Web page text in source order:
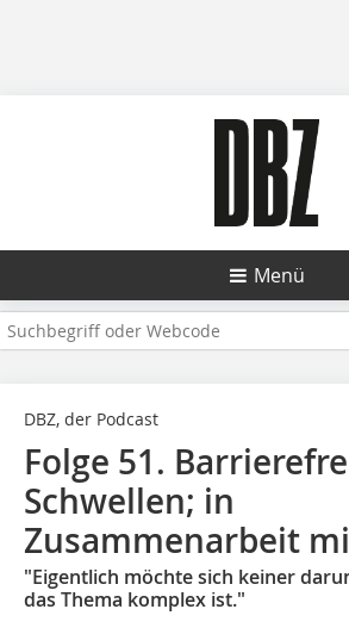
Menü
DBZ, der Podcast
Folge 51.
Schwellen; in
Zusammenarbeit
"Eigentlich möchte sich keiner
das Thema komplex ist."